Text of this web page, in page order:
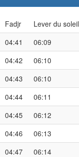
Fadjr Lever du soleil
04:41 06:09
04:42 06:10
04:43 06:10
04:44 06:11
04:45 06:12
04:46 06:13
04:47 06:14